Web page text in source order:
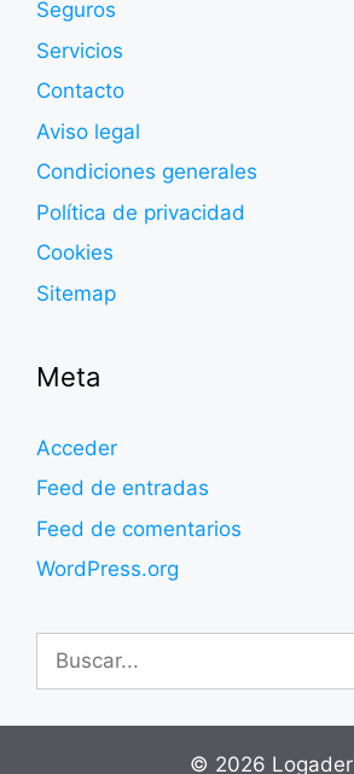
Seguros
Servicios
Contacto
Aviso legal
Condiciones generales
Política de privacidad
Cookies
Sitemap
Meta
Acceder
Feed de entradas
Feed de comentarios
WordPress.org
Buscar:
© 2026 Logader